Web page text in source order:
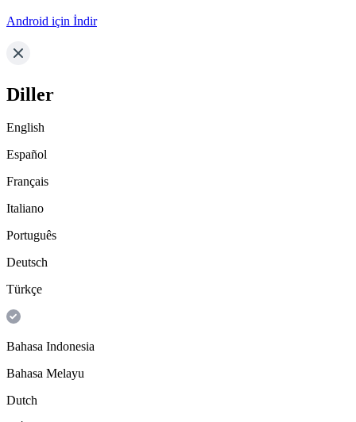
Android için İndir
Diller
English
Español
Français
Italiano
Português
Deutsch
Türkçe
Bahasa Indonesia
Bahasa Melayu
Dutch